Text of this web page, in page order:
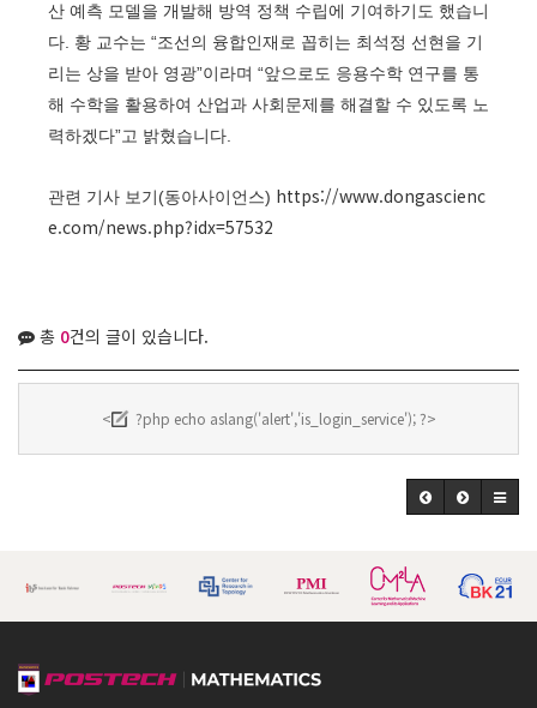
산 예측 모델을 개발해 방역 정책 수립에 기여하기도 했습니
다. 황 교수는 “조선의 융합인재로 꼽히는 최석정 선현을 기
리는 상을 받아 영광”이라며 “앞으로도 응용수학 연구를 통
해 수학을 활용하여 산업과 사회문제를 해결할 수 있도록 노
력하겠다”고 밝혔습니다.
관련 기사 보기(동아사이언스) https://www.dongascienc
e.com/news.php?idx=57532
총 0건의 글이 있습니다.
< ?php echo aslang('alert','is_login_service'); ?>